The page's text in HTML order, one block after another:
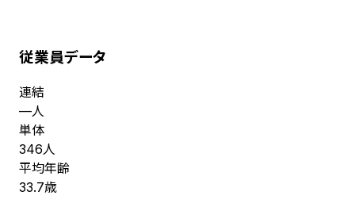
従業員データ
連結
—人
単体
346人
平均年齢
33.7歳